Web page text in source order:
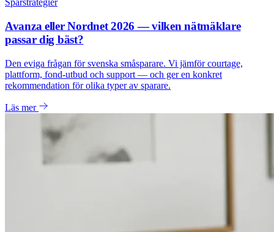
Sparstrategier
Avanza eller Nordnet 2026 — vilken nätmäklare
passar dig bäst?
Den eviga frågan för svenska småsparare. Vi jämför courtage,
plattform, fond-utbud och support — och ger en konkret
rekommendation för olika typer av sparare.
Läs mer